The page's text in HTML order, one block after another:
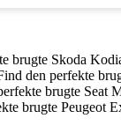
brugte Skoda
den perfekte
brugte Seat
brugte Peugeot